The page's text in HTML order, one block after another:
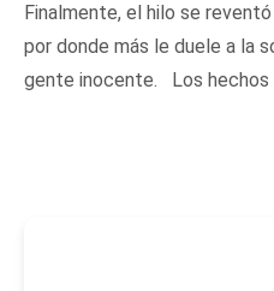
Finalmente, el hilo se
por donde más le duele a la
gente inocente. Los hechos